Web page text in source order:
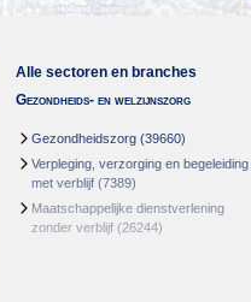
Alle sectoren en branches
Gezondheids- en welzijnszorg
Gezondheidszorg (39660)
Verpleging, verzorging en begeleiding
met verblijf (7389)
Maatschappelijke dienstverlening
zonder verblijf (26244)